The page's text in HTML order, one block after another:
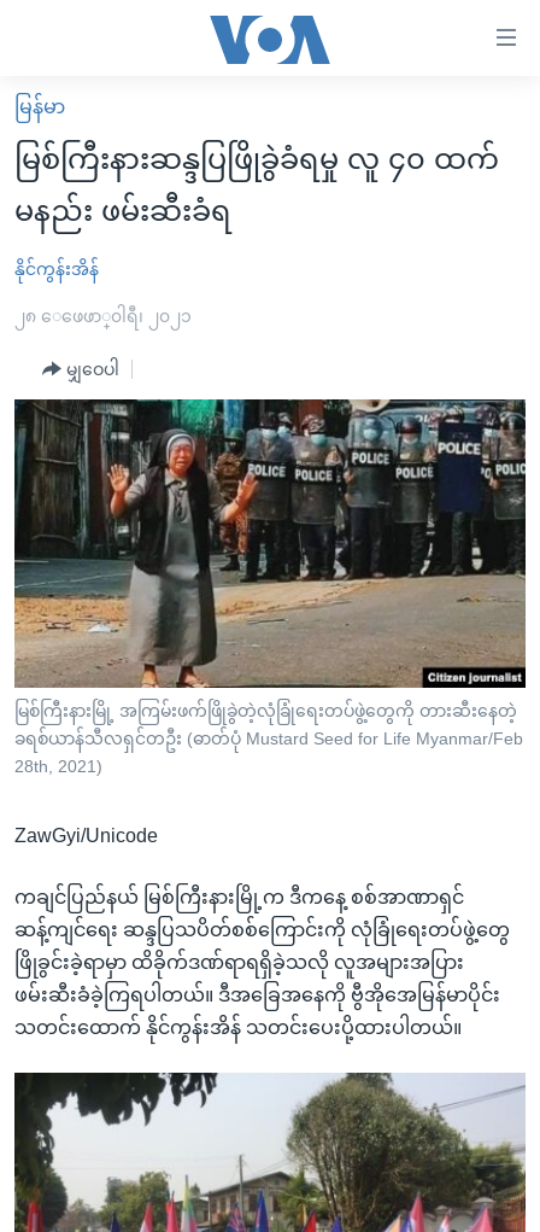
လွယ်ကူ
စေ
Link
များ
ပင်မ
ကျော်
ကြည့်
ရန်
ညွန်း
စာမျက်နှာ
သို့
ကျော်
ကြည့်
ရန်
ရှာဖွေ
နေရာ
ကျော်
ရန်
မူလစာမျက်နှာ
မြန်မာ
ကမ္ဘာ့သတင်းများ
နိုင်ငံတကာ
အစ္စရေး-ပါလက်စတိုင်း
ဗွီဒီယို
သတင်းလွတ်လပ်ခွင့်
အင်္ဂလိပ်စာလေ့လာမယ်
အမေရိကန်သုံးအီဒီယံ
မကြေးမုံရဲ့ အင်္ဂလိပ်စာ
ရုပ်ရှင်ထဲက အင်္ဂလိပ်စာ
သုတပဒေသာ အင်္ဂလိပ်စာ
အပတ်စဉ်ကဏ္ဍများ
ရေဒီယို
ရေဒီယိုနှင့်ရုပ်သံ အချက်အလက်များ
ရေဒီယို/တီဗွီအစီအစဉ်
Learning English
ဗွီအိုအေ လူမှုကွန်ယက်များ
ဘာသာစကားများ
မြန်မာ
မြစ်ကြီးနားဆန္ဒပြဖြိုခွဲခံရမှု လူ ၄၀ ထက်
မနည်း ဖမ်းဆီးခံရ
နိုင်ကွန်းအိန်
၂၈ ေဖေဖာ္၀ါရီ၊ ၂၀၂၁
မျှဝေပါ
မြစ်ကြီးနားမြို့ အကြမ်းဖက်ဖြိုခွဲတဲ့လုံခြုံရေးတပ်ဖွဲ့တွေကို တားဆီးနေတဲ့
ခရစ်ယာန်သီလရှင်တဦး (ဓာတ်ပုံ Mustard Seed for Life Myanmar/Feb
28th, 2021)
ZawGyi/Unicode
ကချင်ပြည်နယ် မြစ်ကြီးနားမြို့က ဒီကနေ့ စစ်အာဏာရှင်
ဆန့်ကျင်ရေး ဆန္ဒပြသပိတ်စစ်ကြောင်းကို လုံခြုံရေးတပ်ဖွဲ့တွေ
ဖြိုခွင်းခဲ့ရာမှာ ထိခိုက်ဒဏ်ရာရရှိခဲ့သလို လူအများအပြား
ဖမ်းဆီးခံခဲ့ကြရပါတယ်။ ဒီအခြေအနေကို ဗွီအိုအေမြန်မာပိုင်း
သတင်းထောက် နိုင်ကွန်းအိန် သတင်းပေးပို့ထားပါတယ်။